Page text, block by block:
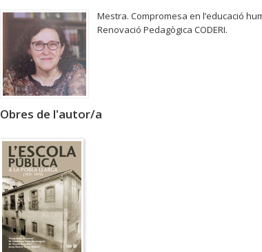
Mestra. Compromesa en l’educació
Renovació Pedagògica CODERI.
Obres de l'autor/a